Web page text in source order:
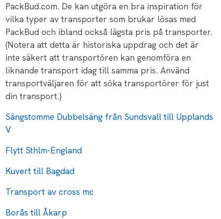
PackBud.com. De kan utgöra en bra inspiration för
vilka typer av transporter som brukar lösas med
PackBud och ibland också lägsta pris på transporter.
(Notera att detta är historiska uppdrag och det är
inte säkert att transportören kan genomföra en
liknande transport idag till samma pris. Använd
transportväljaren för att söka transportörer för just
din transport.)
Sängstomme Dubbelsäng från Sundsvall till Upplands
V
Flytt Sthlm-England
Kuvert till Bagdad
Transport av cross mc
Borås till Åkarp